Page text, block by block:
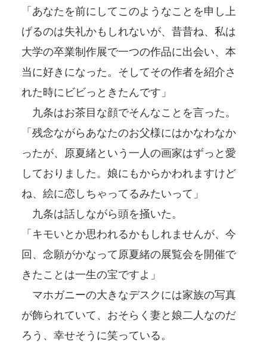
「あなたを前にしてこのようなことを申し上
げるのは失礼かもしれないが、昔昔ね、私は
大学の卒業制作展で一つの作品に出会い、本
当に好きになった。そしてその作者を紹介さ
れた時にビビっときたんです」
九条はお茶目な顔でそんなことを言った。
「残念ながらあなたのお父様にはかなわなか
ったが、原夏緒という一人の画家はずっと愛
しておりました。娘にもからかわれますけど
ね、絵に恋しちゃってるみたいって」
九条は話しながら頭を掻いた。
「キモいとか思われるかもしれませんが、今
回、念願がかなって原夏緒の展覧会を開催で
きたことは一生の宝ですよ」
マホガニーの大きなデスクには家族の写真
が飾られていて、おそらく妻と娘二人なのだ
ろう、幸せそうに笑っている。